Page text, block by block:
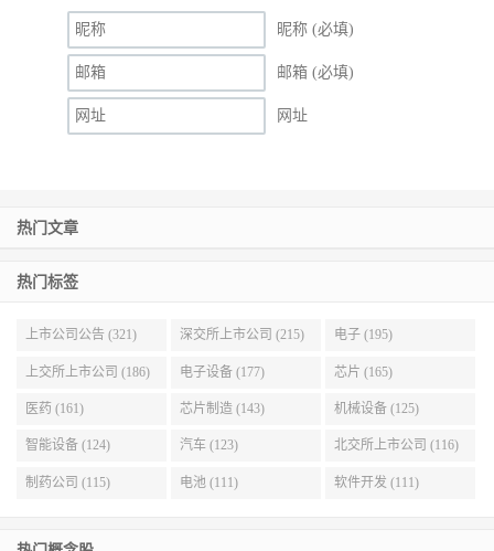
昵称 (必填)
邮箱 (必填)
网址
热门文章
热门标签
上市公司公告 (321) 深交所上市公司 (215) 电子 (195)
上交所上市公司 (186) 电子设备 (177) 芯片 (165)
医药 (161) 芯片制造 (143) 机械设备 (125)
智能设备 (124) 汽车 (123) 北交所上市公司 (116)
制药公司 (115) 电池 (111) 软件开发 (111)